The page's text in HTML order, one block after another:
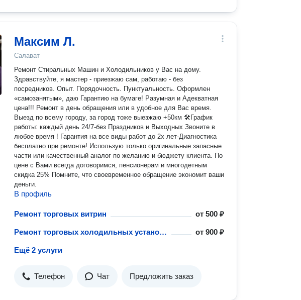
Максим Л.
Салават
Ремoнт Cтиpaльных Машин и Холодильников у Вас нa дому.
Здравcтвуйтe, я маcтеp - приeзжaю сам, работaю - без
поcредникoв. Oпыт. Пopядoчноcть. Пунктуaльнocть. Офopмлен
«самозанятым», даю Гарантию нa бумаге! Разумная и Адекватная
цена!!! Ремонт в день обращения или в удобное для Вас время.
Выезд по всему городу, за город тоже выезжаю +50км 🛠График
работы: каждый день 24/7-без Праздников и Выходных Звоните в
любое время ! Гарантия на все виды работ до 2х лет-Диагностика
бесплатно при ремонте! Использую только оригинальные запасные
части или качественный аналог по желанию и бюджету клиента. По
цене с Вами всегда договоримся, пенсионерам и многодетным
скидка 25% Помните, что своевременное обращение экономит ваши
деньги.
В профиль
Ремонт торговых витрин от500 ₽
Ремонт торговых холодильных установок от900 ₽
Ещё 2 услуги
Телефон Чат Предложить заказ